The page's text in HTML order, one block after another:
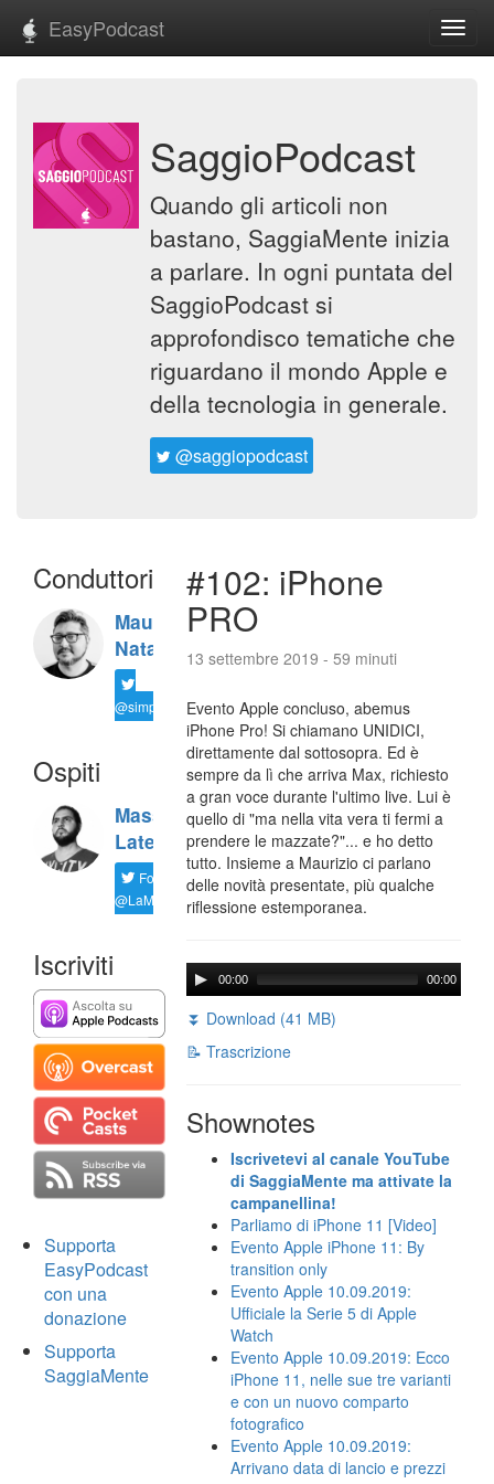
EasyPodcast
SaggioPodcast
Quando gli articoli non
bastano, SaggiaMente inizia
a parlare. In ogni puntata del
SaggioPodcast si
approfondisco tematiche che
riguardano il mondo Apple e
della tecnologia in generale.
@saggiopodcast
Conduttori
Maurizio
Natali
@simplemal
Ospiti
Massimiliano
Latella
Follow
@LaMaxImages
Iscriviti
Supporta
EasyPodcast
con una
donazione
Supporta
SaggiaMente
#102: iPhone
PRO
13 settembre 2019 - 59 minuti
Evento Apple concluso, abemus
iPhone Pro! Si chiamano UNIDICI,
direttamente dal sottosopra. Ed è
sempre da lì che arriva Max, richiesto
a gran voce durante l'ultimo live. Lui è
quello di "ma nella vita vera ti fermi a
prendere le mazzate?"... e ho detto
tutto. Insieme a Maurizio ci parlano
delle novità presentate, più qualche
riflessione estemporanea.
00:00 00:00
⏬ Download (41 MB)
📝 Trascrizione
Shownotes
Iscrivetevi al canale YouTube
di SaggiaMente ma attivate la
campanellina!
Parliamo di iPhone 11 [Video]
Evento Apple iPhone 11: By
transition only
Evento Apple 10.09.2019:
Ufficiale la Serie 5 di Apple
Watch
Evento Apple 10.09.2019: Ecco
iPhone 11, nelle sue tre varianti
e con un nuovo comparto
fotografico
Evento Apple 10.09.2019:
Arrivano data di lancio e prezzi